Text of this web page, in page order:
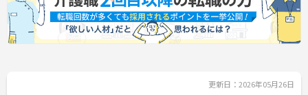
更新日：2026年05月26日